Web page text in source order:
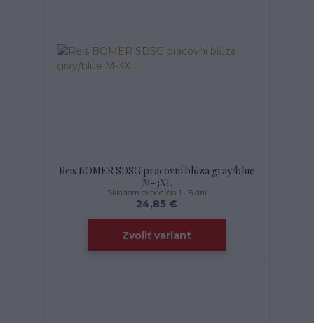
Reis BOMER SDSG pracovní blůza gray/blue
M-3XL
24,85 €
Skladom expedícia 1 - 5 dní
Zvoliť variant